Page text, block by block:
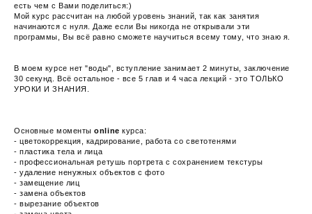
есть чем с Вами поделиться:)
Мой курс рассчитан на любой уровень знаний, так как занятия
начинаются с нуля. Даже если Вы никогда не открывали эти
программы, Вы всё равно сможете научиться всему тому, что знаю я.
В моем курсе нет "воды", вступление занимает 2 минуты, заключение
30 секунд. Всё остальное - все 5 глав и 4 часа лекций - это ТОЛЬКО
УРОКИ И ЗНАНИЯ.
Основные моментыonlineкурса:
- цветокоррекция, кадрирование, работа со светотенями
- пластика тела и лица
- профессиональная ретушь портрета с сохранением текстуры
- удаление ненужных объектов с фото
- замещение лиц
- замена объектов
- вырезание объектов